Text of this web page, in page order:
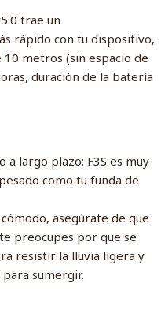
trae un
rápido con tu dispositivo,
metros (sin espacio de
duración de la batería
a largo plazo: F3S es muy
como tu funda de
asegúrate de que
preocupes por que se
resistir la lluvia ligera y
sumergir.